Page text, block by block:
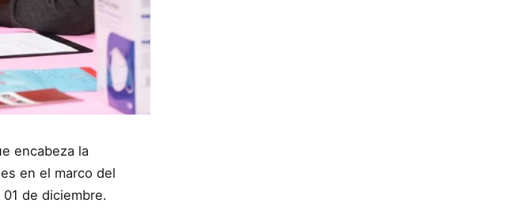
encabeza la
en el marco del
de diciembre.